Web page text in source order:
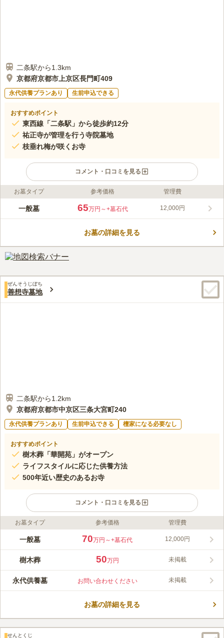
二条駅から1.3km
京都府京都市上京区長門町409
永代供養プランあり 生前申込できる
おすすめポイント
東西線「二条駅」から徒歩約12分
祐正寺が管理を行う寺院墓地
枝垂れ梅が咲くお寺
コメント・口コミを見る
ライフドット編集部のコメント
美しい枝垂れ梅が咲くお寺の寺院墓地です。 京都西陣の名刹
太町通り」からスグで、公共交通機関でのアクセスに便利な好立
くこともできます。
口コミ評価
お墓タイプ 参考価格 管理費
一般墓 65万円～+墓石代 12,000円
お墓の詳細を見る
ぜんそうじぼち
善想寺墓地
二条駅から1.2km
京都府京都市中京区三条大宮町240
永代供養プランあり 生前申込できる 檀家になる必要なし
おすすめポイント
樹木葬「華開苑」がオープン
ライフスタイルに応じた供養方法
500年近い歴史のあるお寺
コメント・口コミを見る
ライフドット編集部のコメント
街中にありながら約500年の歴史をもつ、趣のあるお寺です。天
って善想寺と名付けられました。周囲には公園や小学校があり、
子どもたちの元気な声や人の往来も感じられ、寂しい雰囲気があ
も開かれた場所です。樹木葬の「華開苑」は、自然に還る素材で
出来たさらし木綿にご遺骨を包んで納骨し、長い時間をかけて土
に還る形です。生きた木の周りに埋葬するので「自然に還りた
市内の中心地にあるので、顔ものをはじめンイでもそろえること
ができ、交通の便は大変便利な市の中心ターミナルがある
口コミの続きを読む
お墓タイプ 参考価格 管理費
一般墓 70万円～+墓石代 12,000円
樹木葬 50万円 未掲載
永代供養墓 お問い合わせください 未掲載
お墓の詳細を見る
せんとくじ